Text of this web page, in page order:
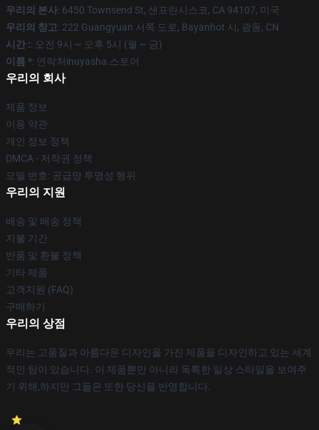
우리의 본사: 6450 Townsend St, 샌프란시스코, CA 94107, 미국
우리의 창고: 222 Guangyuan 서쪽 도로, Bayanhot 시, 광동, CN
시간 :: 오전 9시 ~ 오후 5시 (월 ~ 금)
이름 *: 연락처inuyasha.스토어
우리의 회사
제품 정보
이용 약관
개인 정보 정책
DMCA - 저작권 정책
모델 번호: 공급망 투명성 행위
우리의 지원
배송 및 배송 정책
지불 기간
반품 및 환불 정책
기타 제품
고객지원 (FAQ)
구매하기
우리의 상점
우리는 고품질과 아름다운 디자인을 가진 제품을 디자인하고 있는 세계
적인 팀이 있습니다. 이 제품뿐만 아니라 독특한 일상 스타일을 보여주
기 위해,하지만 그들은 또한 당신을 반영합니다.